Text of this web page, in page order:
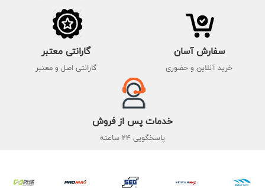
سفارش آسان
خرید آنلاین و حضوری
گارانتی معتبر
گارانتی اصل و معتبر
خدمات پس از فروش
پاسخگویی 24 ساعته